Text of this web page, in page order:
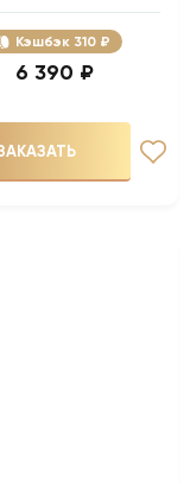
Кэшбэк 310 ₽
6 390 ₽